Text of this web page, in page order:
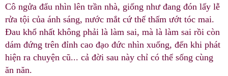
Cô ngửa đẩu nhìn lên trần nhà, giống như đang đón lấy lễ
rửa tội của ánh sáng, nước mắt cứ thế thấm ướt tóc mai.
Đau khổ nhất không phải là làm sai, mà là làm sai rồi còn
dám đứng trên đỉnh cao đạo đức nhìn xuống, đến khi phát
hiện ra chuyện cũ... cả đời sau này chỉ có thể sống cùng
ăn năn.